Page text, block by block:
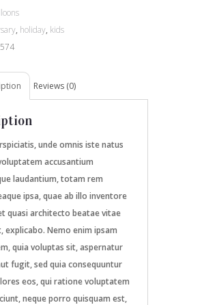
, holiday, kids
Reviews (0)
unde omnis iste natus
accusantium
laudantium, totam rem
ipsa, quae ab illo inventore
quasi architecto beatae vitae
explicabo. Nemo enim ipsam
quia voluptas sit, aspernatur
fugit, sed quia consequuntur
eos, qui ratione voluptatem
neque porro quisquam est,